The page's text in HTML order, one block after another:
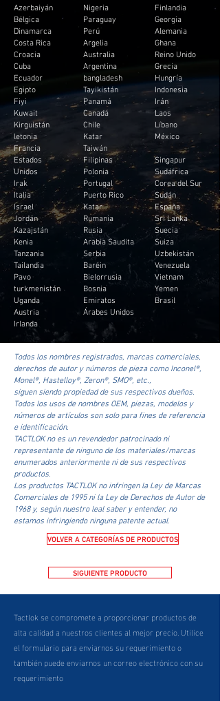
Azerbaiyán
Bélgica
Dinamarca
Costa Rica
Croacia
Cuba
Ecuador
Egipto
Fiyi
Kuwait
Kirguistán
letonia
Francia
Estados
Unidos
Irak
Italia
Israel
Jordán
Kazajstán
Kenia
Tanzania
Tailandia
Pavo
turkmenistán
Uganda
Austria
Irlanda
Nigeria
Paraguay
Perú
Argelia
Australia
Argentina
bangladesh
Tayikistán
Panamá
Canadá
Chile
Katar
Taiwán
Filipinas
Polonia
Portugal
Puerto Rico
Katar
Rumania
Rusia
Arabia Saudita
Serbia
Baréin
Bielorrusia
Bosnia
Emiratos
Árabes Unidos
Finlandia
Georgia
Alemania
Ghana
Reino Unido
Grecia
Hungría
Indonesia
Irán
Laos
Líbano
México
Singapur
Sudáfrica
Corea del Sur
Sudán
España
Sri Lanka
Suecia
Suiza
Uzbekistán
Venezuela
Vietnam
Yemen
Brasil
Todos los nombres registrados, marcas comerciales,
derechos de autor y números de pieza como Inconel®,
Monel®, Hastelloy®, Zeron®, SMO®, etc.,
siguen siendo propiedad de sus respectivos dueños.
Todos los usos de nombres OEM, piezas, modelos y
números de artículos son solo para fines de referencia
e identificación.
TACTLOK no es un revendedor patrocinado ni
representante de ninguno de los materiales/marcas
enumerados anteriormente ni de sus respectivos
productos.
Los productos TACTLOK no infringen la Ley de Marcas
Comerciales de 1995 ni la Ley de Derechos de Autor de
1968 y, según nuestro leal saber y entender, no
estamos infringiendo ninguna patente actual.
VOLVER A CATEGORÍAS DE PRODUCTOS
SIGUIENTE PRODUCTO
Tactlok se compromete a proporcionar productos de
alta calidad a nuestros clientes al mejor precio. Utilice
el formulario para enviarnos su requerimiento o
también puede enviarnos un correo electrónico con su
requerimiento